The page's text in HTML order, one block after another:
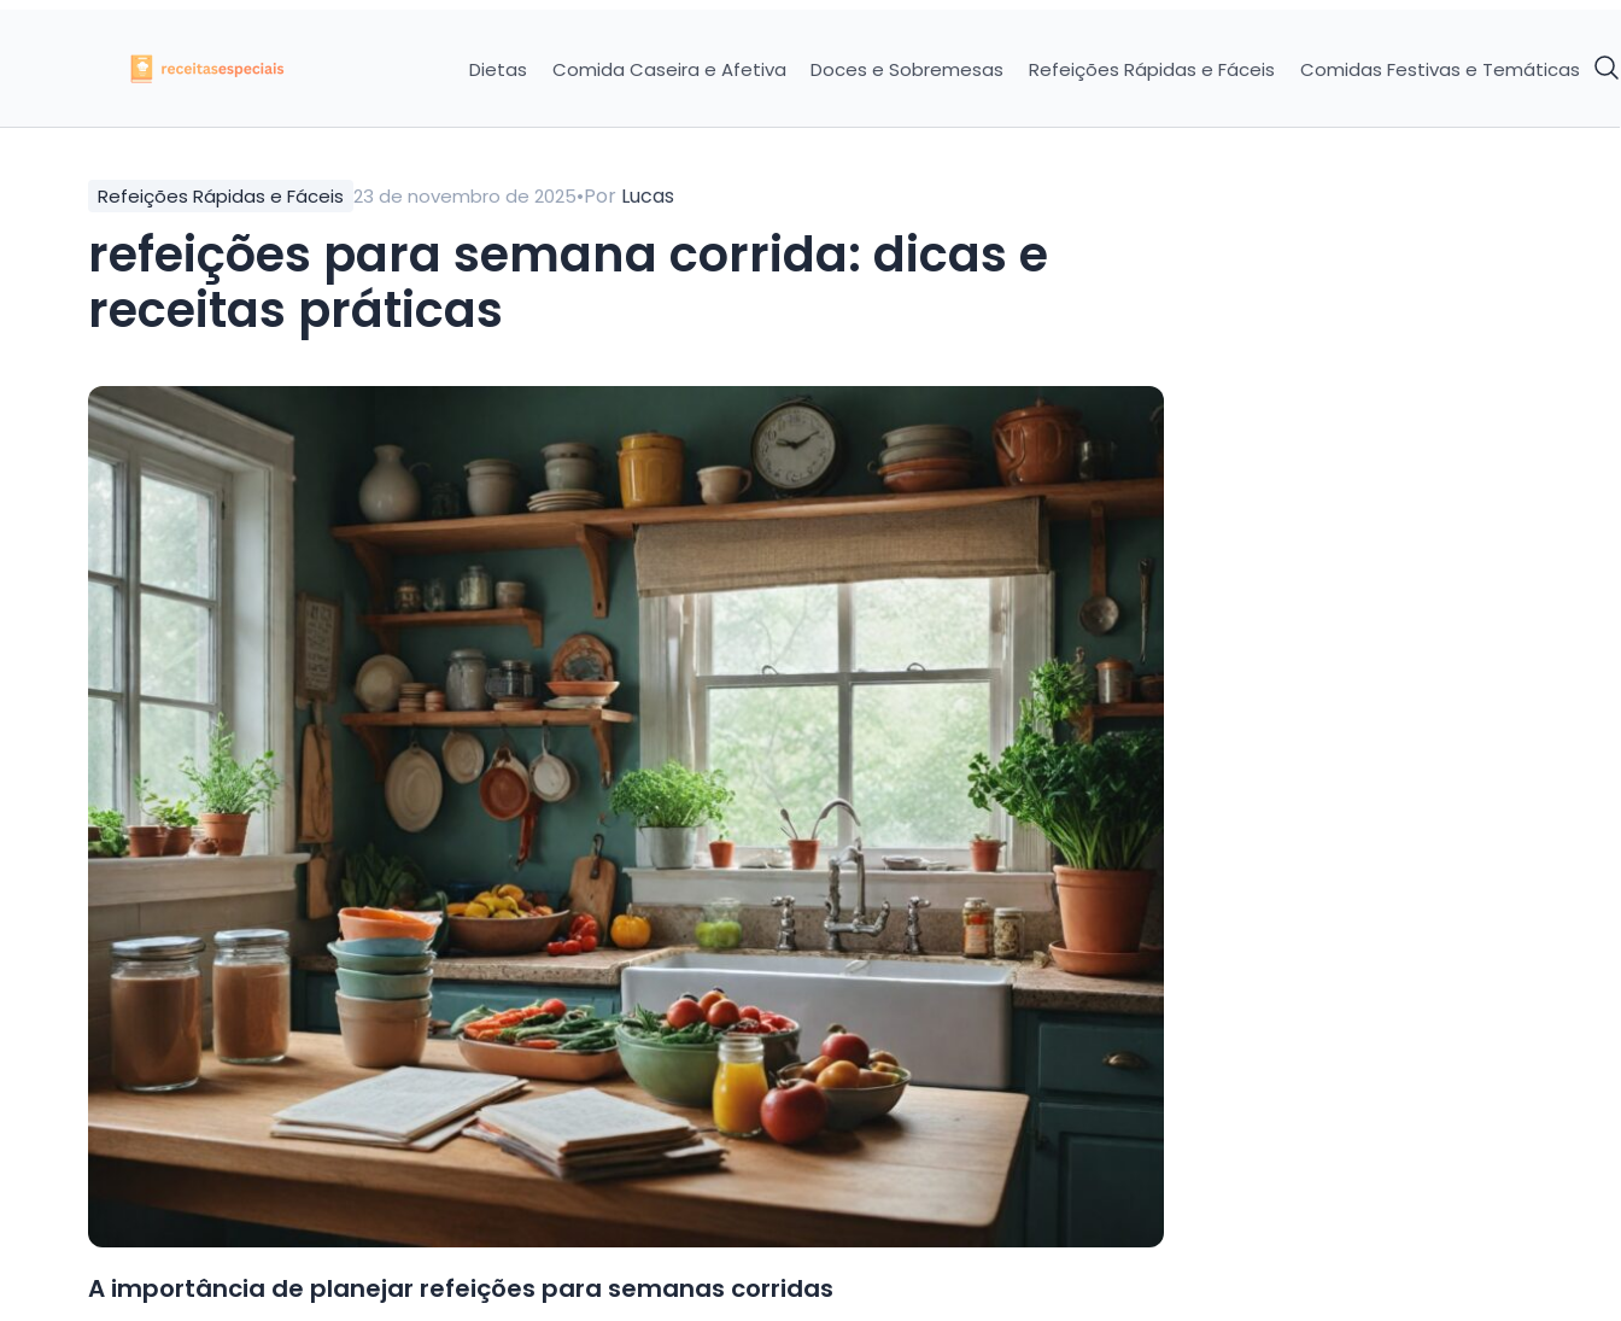
Dietas Comida Caseira e Afetiva Doces e Sobremesas Refeições Rápidas e Fáceis Comidas Festivas e Temáticas
Refeições Rápidas e Fáceis 23 de novembro de 2025•Por Lucas
refeições para semana corrida: dicas e
receitas práticas
A importância de planejar refeições para semanas corridas